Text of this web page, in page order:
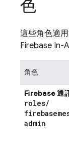
色
這些角色適
Firebase In-
角色
Firebase 通
roles/
admin